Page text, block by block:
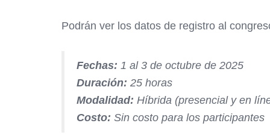
Podrán ver los datos de registro al
Fechas: 1 al 3 de octubre de 2025
Duración: 25 horas
Modalidad: Híbrida (presencial y en
Costo: Sin costo para los participantes